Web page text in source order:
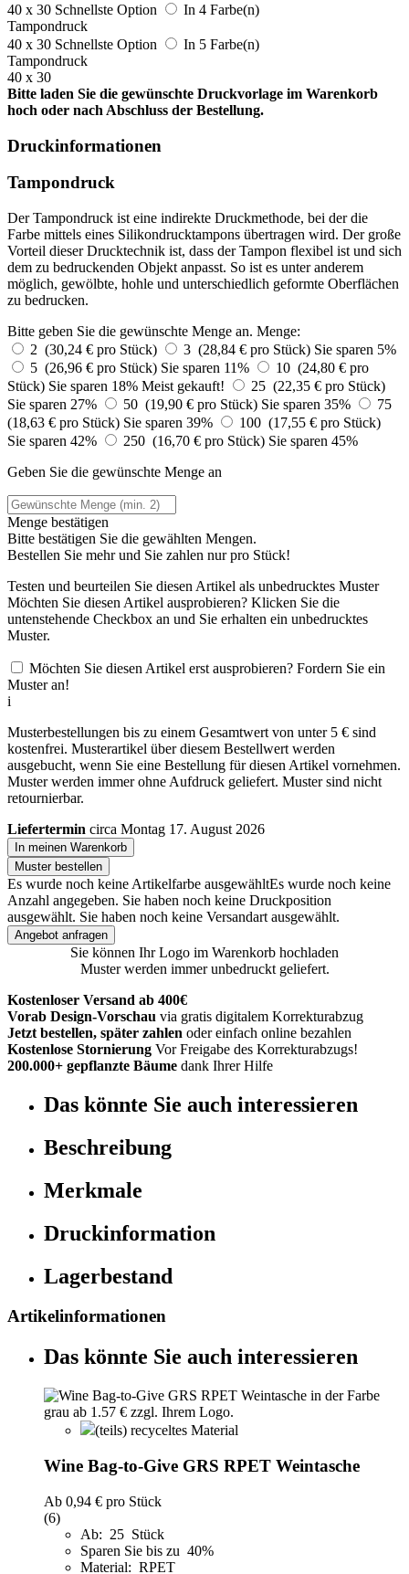
40 x 30 Schnellste Option
In 4 Farbe(n)
Tampondruck
40 x 30 Schnellste Option
In 5 Farbe(n)
Tampondruck
40 x 30
Bitte laden Sie die gewünschte Druckvorlage im Warenkorb
hoch oder nach Abschluss der Bestellung.
Druckinformationen
Tampondruck
Der Tampondruck ist eine indirekte Druckmethode, bei der die
Farbe mittels eines Silikondrucktampons übertragen wird. Der große
Vorteil dieser Drucktechnik ist, dass der Tampon flexibel ist und sich
dem zu bedruckenden Objekt anpasst. So ist es unter anderem
möglich, gewölbte, hohle und unterschiedlich geformte Oberflächen
zu bedrucken.
Bitte geben Sie die gewünschte Menge an. Menge:
2 (30,24 € pro Stück)
3 (28,84 € pro Stück) Sie sparen 5%
5 (26,96 € pro Stück) Sie sparen 11%
10 (24,80 € pro
Stück) Sie sparen 18% Meist gekauft!
25 (22,35 € pro Stück)
Sie sparen 27%
50 (19,90 € pro Stück) Sie sparen 35%
75
(18,63 € pro Stück) Sie sparen 39%
100 (17,55 € pro Stück)
Sie sparen 42%
250 (16,70 € pro Stück) Sie sparen 45%
Geben Sie die gewünschte Menge an
Menge bestätigen
Bitte bestätigen Sie die gewählten Mengen.
Bestellen Sie mehr und Sie zahlen nurpro Stück!
Testen und beurteilen Sie diesen Artikel als unbedrucktes Muster
Möchten Sie diesen Artikel ausprobieren? Klicken Sie die
untenstehende Checkbox an und Sie erhalten ein unbedrucktes
Muster.
Möchten Sie diesen Artikel erst ausprobieren? Fordern Sie ein
Muster an!
i
Musterbestellungen bis zu einem Gesamtwert von unter 5 € sind
kostenfrei. Musterartikel über diesem Bestellwert werden
ausgebucht, wenn Sie eine Bestellung für diesen Artikel vornehmen.
Muster werden immer ohne Aufdruck geliefert. Muster sind nicht
retournierbar.
Liefertermin circa Montag 17. August 2026
In meinen Warenkorb
Muster bestellen
Es wurde noch keine Artikelfarbe ausgewähltEs wurde noch keine
Anzahl angegeben. Sie haben noch keine Druckposition
ausgewählt. Sie haben noch keine Versandart ausgewählt.
Angebot anfragen
Sie können Ihr Logo im Warenkorb hochladen
Muster werden immer unbedruckt geliefert.
Kostenloser Versand ab 400€
Vorab Design-Vorschau via gratis digitalem Korrekturabzug
Jetzt bestellen, später zahlen oder einfach online bezahlen
Kostenlose Stornierung Vor Freigabe des Korrekturabzugs!
200.000+ gepflanzte Bäume dank Ihrer Hilfe
Das könnte Sie auch interessieren
Beschreibung
Merkmale
Druckinformation
Lagerbestand
Artikelinformationen
Das könnte Sie auch interessieren
(teils) recyceltes Material
Wine Bag-to-Give GRS RPET Weintasche
Ab 0,94 € pro Stück
(6)
Ab: 25 Stück
Sparen Sie bis zu 40%
Material: RPET